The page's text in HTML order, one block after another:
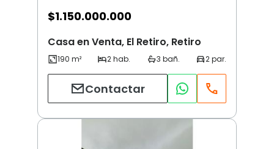
$1.150.000.000
Casa en Venta, El Retiro, Retiro
Contactar